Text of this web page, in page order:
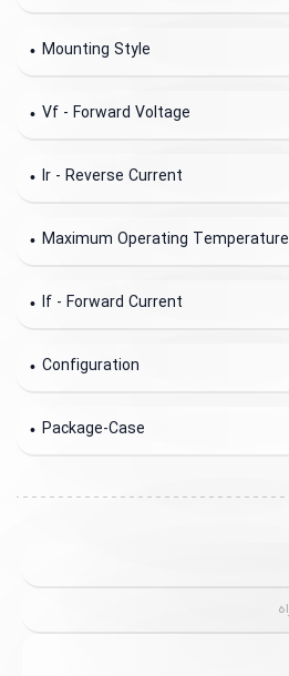
Mounting Style
Vf - Forward Voltage
Ir - Reverse Current
Maximum Operating Temperature
If - Forward Current
Configuration
Package-Case